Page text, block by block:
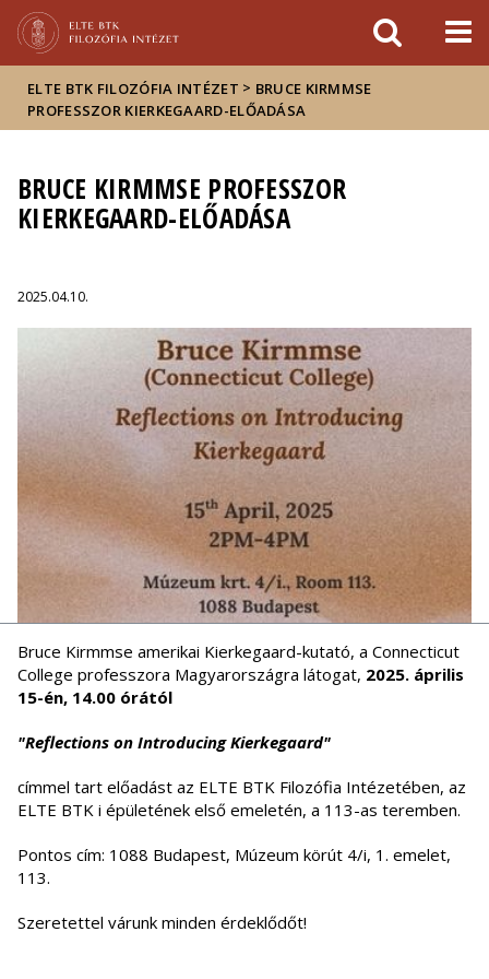
sajtóban
ELTE BTK FILOZÓFIA INTÉZET > BRUCE KIRMMSE
PROFESSZOR KIERKEGAARD-ELŐADÁSA
BRUCE KIRMMSE PROFESSZOR
KIERKEGAARD-ELŐADÁSA
2025.04.10.
Bruce Kirmmse amerikai Kierkegaard-kutató, a Connecticut
College professzora Magyarországra látogat, 2025. április
15-én, 14.00 órától
"Reflections on Introducing Kierkegaard"
címmel tart előadást az ELTE BTK Filozófia Intézetében, az
ELTE BTK i épületének első emeletén, a 113-as teremben.
Pontos cím: 1088 Budapest, Múzeum körút 4/i, 1. emelet,
113.
Szeretettel várunk minden érdeklődőt!